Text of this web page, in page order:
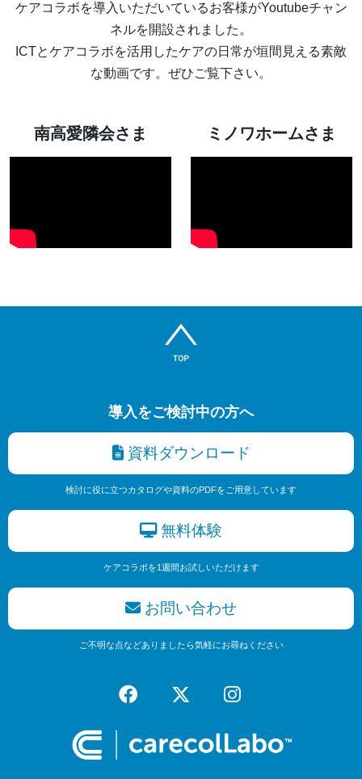
ケアコラボを導入いただいているお客様がYoutubeチャン
ネルを開設されました。
ICTとケアコラボを活用したケアの日常が垣間見える素敵
な動画です。ぜひご覧下さい。
南高愛隣会さま ミノワホームさま
導入をご検討中の方へ
資料ダウンロード
検討に役に立つカタログや資料のPDFをご用意しています
無料体験
ケアコラボを1週間お試しいただけます
お問い合わせ
ご不明な点などありましたら気軽にお尋ねください